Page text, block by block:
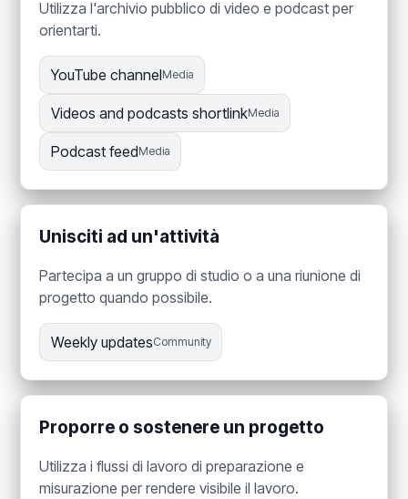
Utilizza l'archivio pubblico di video e podcast per
orientarti.
YouTube channelMedia
Videos and podcasts shortlinkMedia
Podcast feedMedia
Unisciti ad un'attività
Partecipa a un gruppo di studio o a una riunione di
progetto quando possibile.
Weekly updatesCommunity
Proporre o sostenere un progetto
Utilizza i flussi di lavoro di preparazione e
misurazione per rendere visibile il lavoro.